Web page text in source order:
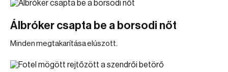
Álbróker csapta be a borsodi nőt
Minden megtakarítása elúszott.